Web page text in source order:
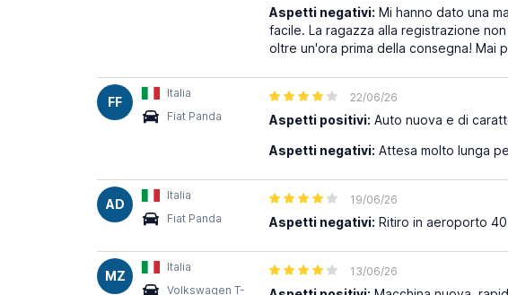
Aspetti negativi: Mi hanno dato una
facile. La ragazza alla registrazione
oltre un'ora prima della consegna! Mai
FF
Italia
Fiat Panda
22/06/26
Aspetti positivi: Auto nuova e di
Aspetti negativi: Attesa molto lunga
AD
Italia
Fiat Panda
19/06/26
Aspetti negativi: Ritiro in aeroporto
MZ
Italia
Volkswagen T-
13/06/26